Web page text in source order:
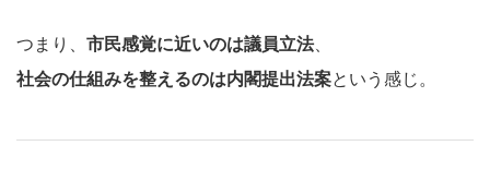
つまり、 市民感覚に近いのは議員立法、
社会の仕組みを整えるのは内閣提出法案という感じ。